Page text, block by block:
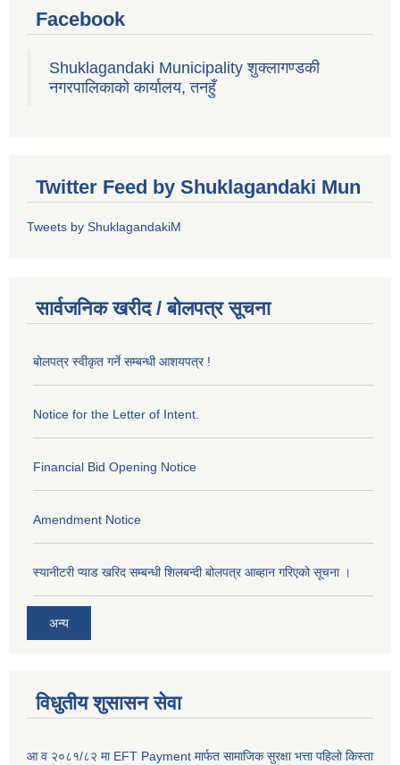
Facebook
Shuklagandaki Municipality शुक्लागण्डकी
नगरपालिकाको कार्यालय, तनहुँ
Twitter Feed by Shuklagandaki Mun
Tweets by ShuklagandakiM
सार्वजनिक खरीद / बोलपत्र सूचना
बोलपत्र स्वीकृत गर्ने सम्बन्धी आशयपत्र !
Notice for the Letter of Intent.
Financial Bid Opening Notice
Amendment Notice
स्यानीटरी प्याड खरिद सम्बन्धी शिलबन्दी बोलपत्र आब्हान गरिएको सूचना ।
अन्य
विधुतीय शुसासन सेवा
आ व २०८१/८२ मा EFT Payment मार्फत सामाजिक सुरक्षा भत्ता पहिलो किस्ता